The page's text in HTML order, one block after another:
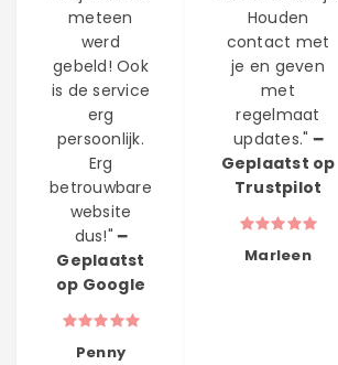
meteen
werd
gebeld! Ook
is de service
erg
persoonlijk.
Erg
betrouwbare
website
dus!" ━
Geplaatst
op Google
Penny
Houden
contact met
je en geven
met
regelmaat
updates." ━
Geplaatst op
Trustpilot
Marleen